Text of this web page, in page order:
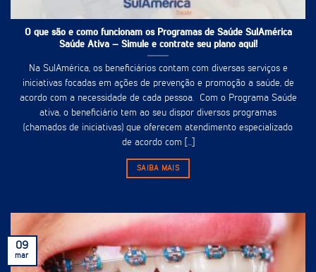
O que são e como funcionam os Programas de Saúde SulAmérica
Saúde Ativa – Simule e contrate seu plano aqui!
Na SulAmérica, os beneficiários contam com diversas serviços e
iniciativas focadas em ações de prevenção e promoção a saúde, de
acordo com a necessidade de cada pessoa. Com o Programa Saúde
ativa, o beneficiário tem ao seu dispor diversos programas
(chamados de iniciativas) que oferecem atendimento especializado
de acordo com [...]
SAIBA MAIS
09
mar